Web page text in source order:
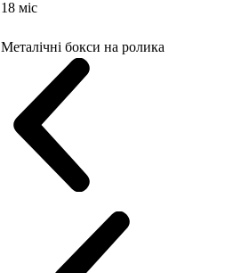
18 міс
Металічні бокси на ролика